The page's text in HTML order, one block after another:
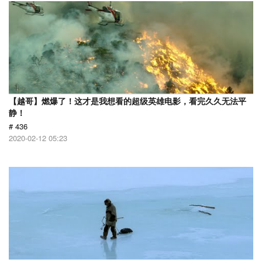
【越哥】燃爆了！这才是我想看的超级英雄电影，看完久久无法平
静！
# 436
2020-02-12 05:23